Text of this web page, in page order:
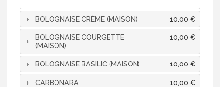
BOLOGNAISE CRÈME (MAISON) 10,00 €
BOLOGNAISE COURGETTE
(MAISON)
10,00 €
BOLOGNAISE BASILIC (MAISON) 10,00 €
CARBONARA 10,00 €